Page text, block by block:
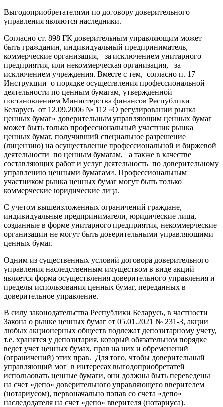
Выгодоприобретателями по договору доверительного
управления являются наследники.
Согласно ст. 898 ГК доверительным управляющим может
быть гражданин, индивидуальный предприниматель,
коммерческие организация, за исключением унитарного
предприятия, или некоммерческая организация, за
исключением учреждения. Вместе с тем, согласно п. 17
Инструкции о порядке осуществления профессиональной
деятельности по ценным бумагам, утвержденной
постановлением Министерства финансов Республики
Беларусь от 12.09.2006 № 112 «О регулировании рынка
ценных бумаг» доверительным управляющим ценных бумаг
может быть только профессиональный участник рынка
ценных бумаг, получивший специальное разрешение
(лицензию) на осуществление профессиональной и биржевой
деятельности по ценным бумагам, а также в качестве
составляющих работ и услуг деятельность по доверительному
управлению ценными бумагами. Профессиональным
участником рынка ценных бумаг могут быть только
коммерческие юридические лица.
С учетом вышеизложенных ограничений граждане,
индивидуальные предприниматели, юридические лица,
созданные в форме унитарного предприятия, некоммерческие
организации не могут быть доверительными управляющими
ценных бумаг.
Одним из существенных условий договора доверительного
управления наследственным имуществом в виде акций
является форма осуществления доверительного управления и
пределы использования ценных бумаг, переданных в
доверительное управление.
В силу законодательства Республики Беларусь, в частности
Закона о рынке ценных бумаг от 05.01.2021 № 231-З, акции
любых акционерных обществ подлежат депозитарному учету,
т.е. хранятся у депозитария, который обязательном порядке
ведет учет ценных бумах, прав на них и обременений
(ограничений) этих прав. Для того, чтобы доверительный
управляющий мог в интересах выгодоприобретатей
использовать ценные бумаги, они должны быть переведены
на счет «депо» доверительного управляющего вверителем
(нотариусом), первоначально попав со счета «депо»
наследодателя на счет «депо» вверителя (нотариуса).